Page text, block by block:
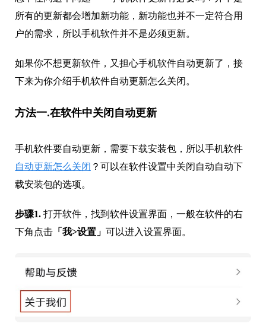
所有的更新都会增加新功能，新功能也并不一定符合用
户的需求，所以手机软件并不是必须更新。
如果你不想更新软件，又担心手机软件自动更新了，接
下来为你介绍手机软件自动更新怎么关闭。
方法一.在软件中关闭自动更新
手机软件要自动更新，需要下载安装包，所以手机软件
自动更新怎么关闭 ？可以在软件设置中关闭自动自动下
载安装包的选项。
步骤1. 打开软件，找到软件设置界面，一般在软件的右
下角点击 「我>设置」 可以进入设置界面。